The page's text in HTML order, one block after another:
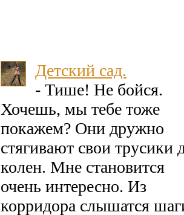
Детский сад.
- Тише! Не бойся.
Хочешь, мы тебе тоже
покажем? Они дружно
стягивают свои трусики
колен. Мне становится
очень интересно. Из
корридора слышатся